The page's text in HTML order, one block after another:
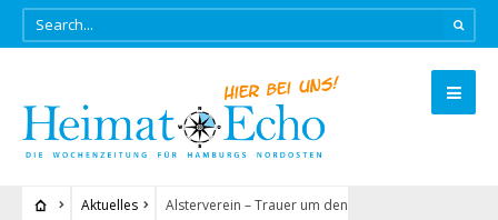
Aktuelles
Alsterverein – Trauer um den